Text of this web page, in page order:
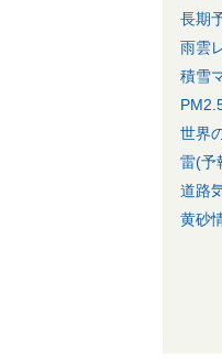
長期
雨雲
積雪
世界
雷(予
道路
黄砂